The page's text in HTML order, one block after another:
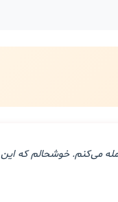
می‌کنم. خوشحالم که این